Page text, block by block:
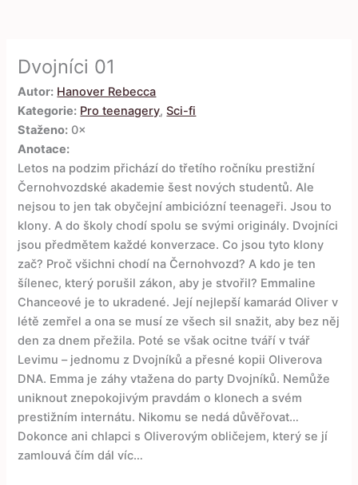
Dvojníci 01
Autor: Hanover Rebecca
Kategorie: Pro teenagery,Sci-fi
Staženo: 0×
Anotace:
Letos na podzim přichází do třetího ročníku prestižní
Černohvozdské akademie šest nových studentů. Ale
nejsou to jen tak obyčejní ambiciózní teenageři. Jsou to
klony. A do školy chodí spolu se svými originály. Dvojníci
jsou předmětem každé konverzace. Co jsou tyto klony
zač? Proč všichni chodí na Černohvozd? A kdo je ten
šílenec, který porušil zákon, aby je stvořil? Emmaline
Chanceové je to ukradené. Její nejlepší kamarád Oliver v
létě zemřel a ona se musí ze všech sil snažit, aby bez něj
den za dnem přežila. Poté se však ocitne tváří v tvář
Levimu – jednomu z Dvojníků a přesné kopii Oliverova
DNA. Emma je záhy vtažena do party Dvojníků. Nemůže
uniknout znepokojivým pravdám o klonech a svém
prestižním internátu. Nikomu se nedá důvěřovat…
Dokonce ani chlapci s Oliverovým obličejem, který se jí
zamlouvá čím dál víc…